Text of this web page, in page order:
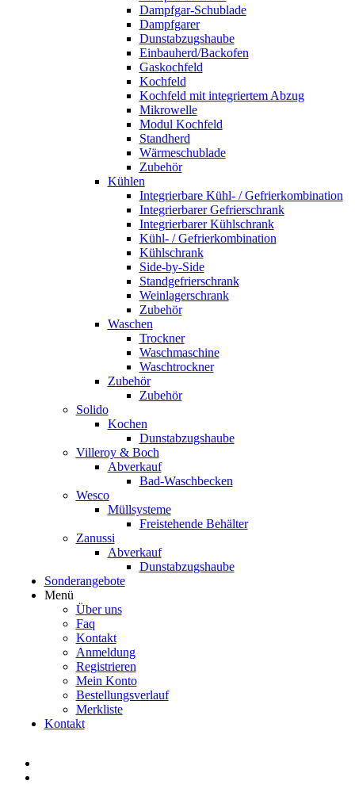
Dampfgar-Schublade
Dampfgarer
Dunstabzugshaube
Einbauherd/Backofen
Gaskochfeld
Kochfeld
Kochfeld mit integriertem Abzug
Mikrowelle
Modul Kochfeld
Standherd
Wärmeschublade
Zubehör
Kühlen
Integrierbare Kühl- / Gefrierkombination
Integrierbarer Gefrierschrank
Integrierbarer Kühlschrank
Kühl- / Gefrierkombination
Kühlschrank
Side-by-Side
Standgefrierschrank
Weinlagerschrank
Zubehör
Waschen
Trockner
Waschmaschine
Waschtrockner
Zubehör
Zubehör
Solido
Kochen
Dunstabzugshaube
Villeroy & Boch
Abverkauf
Bad-Waschbecken
Wesco
Müllsysteme
Freistehende Behälter
Zanussi
Abverkauf
Dunstabzugshaube
Sonderangebote
Menü
Über uns
Faq
Kontakt
Anmeldung
Registrieren
Mein Konto
Bestellungsverlauf
Merkliste
Kontakt